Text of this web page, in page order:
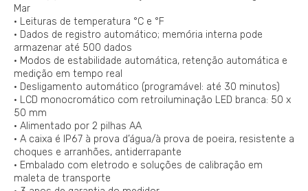
Mar
• Leituras de temperatura °C e °F
• Dados de registro automático; memória interna pode
armazenar até 500 dados
• Modos de estabilidade automática, retenção automática e
medição em tempo real
• Desligamento automático (programável: até 30 minutos)
• LCD monocromático com retroiluminação LED branca: 50 x
50 mm
• Alimentado por 2 pilhas AA
• A caixa é IP67 à prova d’água/à prova de poeira, resistente a
choques e arranhões, antiderrapante
• Embalado com eletrodo e soluções de calibração em
maleta de transporte